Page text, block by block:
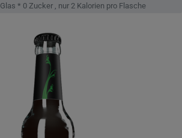
* 0 Zucker , nur 2 Kalorien pro Flasche